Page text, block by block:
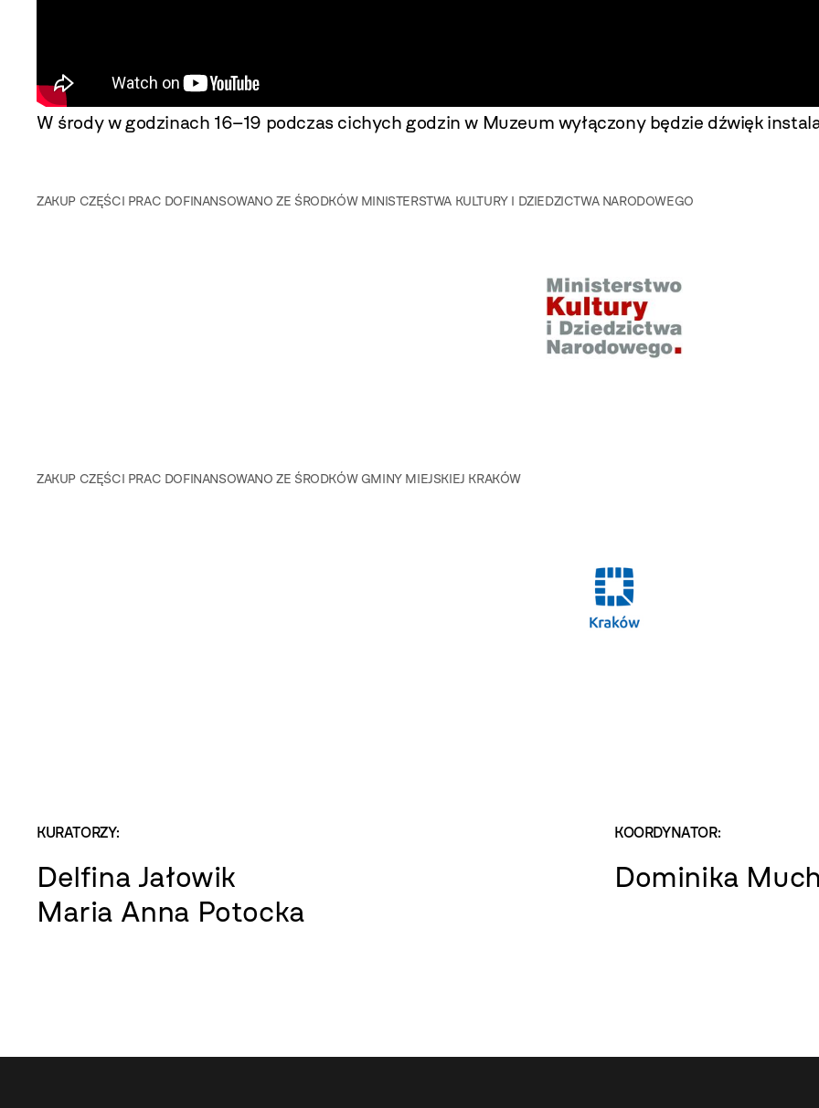
W środy w godzinach 16–19 podczas cichych godzin w Muzeum wyłączony będzie dźwięk
ZAKUP CZĘŚCI PRAC DOFINANSOWANO ZE ŚRODKÓW MINISTERSTWA KULTURY I DZIEDZICTWA NARODOWEGO
ZAKUP CZĘŚCI PRAC DOFINANSOWANO ZE ŚRODKÓW GMINY MIEJSKIEJ KRAKÓW
KURATORZY:
Delfina Jałowik
Maria Anna Potocka
KOORDYNATOR:
Dominika